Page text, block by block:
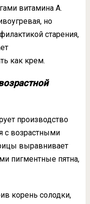
витамина А.
но
старения,
как крем.
производство
с возрастными
выравнивает
пигментные пятна,
корень солодки,